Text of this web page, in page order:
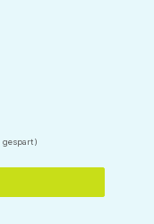
gespart)